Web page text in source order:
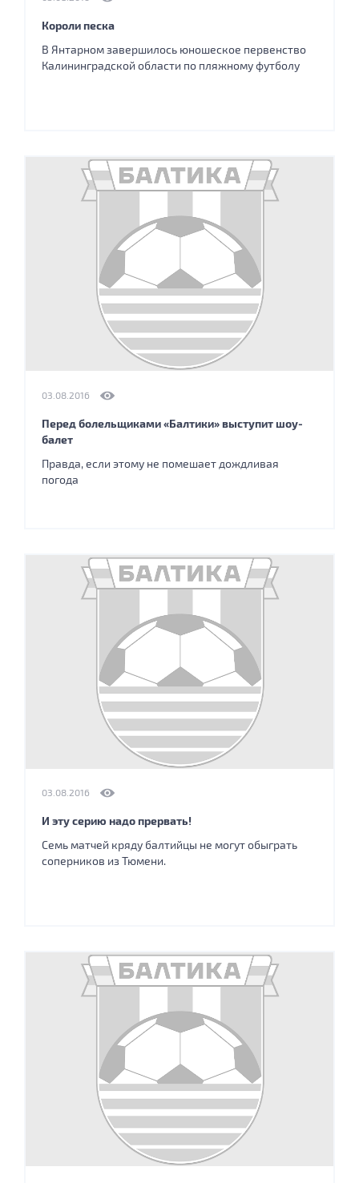
Короли песка
В Янтарном завершилось юношеское первенство
Калининградской области по пляжному футболу
03.08.2016
Перед болельщиками «Балтики» выступит шоу-
балет
Правда, если этому не помешает дождливая
погода
03.08.2016
И эту серию надо прервать!
Семь матчей кряду балтийцы не могут обыграть
соперников из Тюмени.